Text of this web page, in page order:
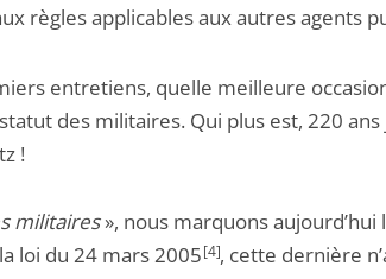
règles applicables aux autres agents
entretiens, quelle meilleure
des militaires. Qui plus est, 220
!
militaires», nous marquons aujourd’hui
loi du 24 mars 2005[4], cette dernière